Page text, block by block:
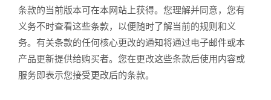
条款的当前版本可在本网站上获得。您理解并同意，您有
义务不时查看这些条款，以便随时了解当前的规则和义
务。有关条款的任何核心更改的通知将通过电子邮件或本
产品更新提供给购买者。您在更改这些条款后使用内容或
服务即表示您接受更改后的条款。